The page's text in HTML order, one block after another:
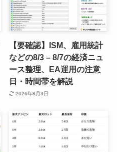
【要確認】ISM、雇用統計
などの8/3 – 8/7の経済ニュ
ース整理、EA運用の注意
日・時間帯を解説
2026年8月3日